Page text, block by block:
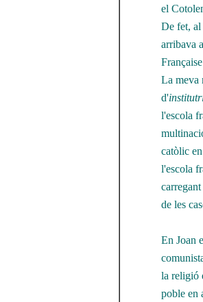
el
De fet, al
arribava
La meva
d'
l'escola
catòlic
l'escola
de les
En Joan
la religió
poble en